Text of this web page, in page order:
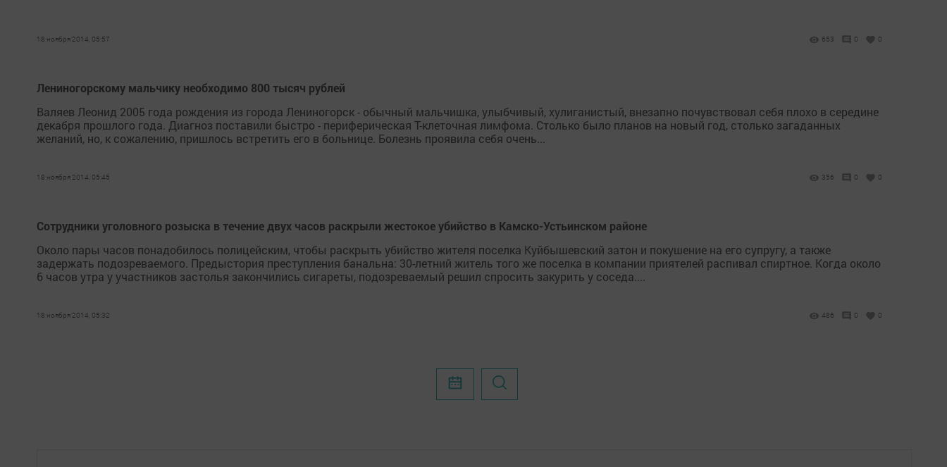
18 ноября 2014, 05:57 653 0 0
Лениногорскому мальчику необходимо 800 тысяч рублей
Валяев Леонид 2005 года рождения из города Лениногорск - обычный мальчишка, улыбчивый, хулиганистый, внезапно почувствовал себя плохо в середине
декабря прошлого года. Диагноз поставили быстро - периферическая Т-клеточная лимфома. Столько было планов на новый год, столько загаданных
желаний, но, к сожалению, пришлось встретить его в больнице. Болезнь проявила себя очень...
18 ноября 2014, 05:45 356 0 0
Сотрудники уголовного розыска в течение двух часов раскрыли жестокое убийство в Камско-Устьинском районе
Около пары часов понадобилось полицейским, чтобы раскрыть убийство жителя поселка Куйбышевский затон и покушение на его супругу, а также
задержать подозреваемого. Предыстория преступления банальна: 30-летний житель того же поселка в компании приятелей распивал спиртное. Когда около
6 часов утра у участников застолья закончились сигареты, подозреваемый решил спросить закурить у соседа....
18 ноября 2014, 05:32 486 0 0